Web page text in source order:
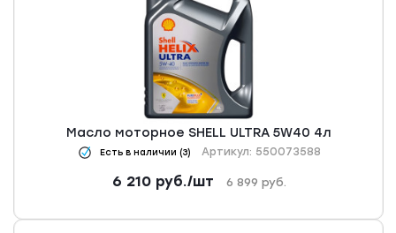
Масло моторное SHELL ULTRA 5W40 4л
Есть в наличии (3) Артикул: 550073588
6 210руб./шт 6 899 руб.